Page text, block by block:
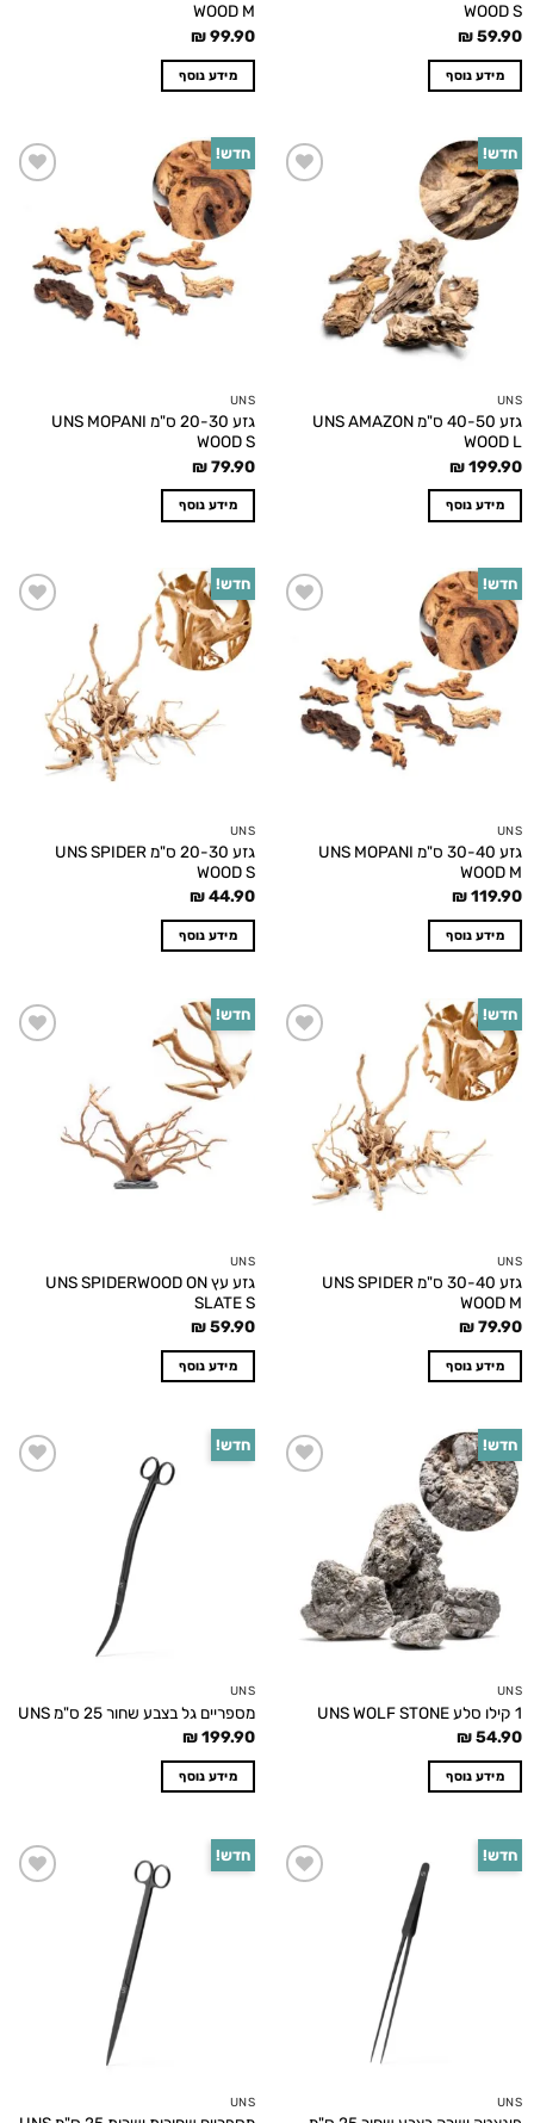
WOOD S
₪59.90
מידע נוסף
WOOD M
₪99.90
מידע נוסף
חדש!
UNS
גזע 40-50 ס"מ UNS AMAZON
WOOD L
₪199.90
מידע נוסף
חדש!
UNS
גזע 20-30 ס"מ UNS MOPANI
WOOD S
₪79.90
מידע נוסף
חדש!
UNS
גזע 30-40 ס"מ UNS MOPANI
WOOD M
₪119.90
מידע נוסף
חדש!
UNS
גזע 20-30 ס"מ UNS SPIDER
WOOD S
₪44.90
מידע נוסף
חדש!
UNS
גזע 30-40 ס"מ UNS SPIDER
WOOD M
₪79.90
מידע נוסף
חדש!
UNS
גזע עץ UNS SPIDERWOOD ON
SLATE S
₪59.90
מידע נוסף
חדש!
UNS
1 קילו סלע UNS WOLF STONE
₪54.90
מידע נוסף
חדש!
UNS
מספריים גל בצבע שחור 25 ס"מ UNS
₪199.90
מידע נוסף
חדש!
UNS
חדש!
UNS